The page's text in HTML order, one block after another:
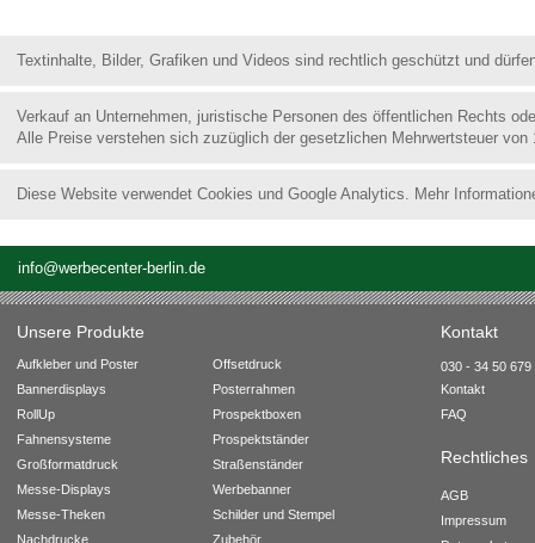
Textinhalte, Bilder, Grafiken und Videos sind rechtlich geschützt und
Verkauf an Unternehmen, juristische Personen des öffentlichen Rechts
Alle Preise verstehen sich zuzüglich der gesetzlichen Mehrwertsteuer von
Diese Website verwendet Cookies und Google Analytics. Mehr
info@werbecenter-berlin.de
Unsere Produkte Kontakt
Aufkleber und Poster
Bannerdisplays
RollUp
Fahnensysteme
Großformatdruck
Messe-Displays
Messe-Theken
Nachdrucke
Offsetdruck
Posterrahmen
Prospektboxen
Prospektständer
Straßenständer
Werbebanner
Schilder und Stempel
Zubehör
030 - 34 50 679
Kontakt
FAQ
Rechtliches
AGB
Impressum